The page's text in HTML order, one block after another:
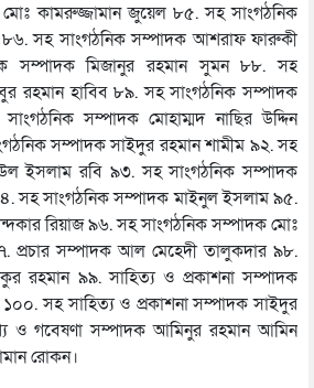
কামরুজ্জামান জুয়েল ৮৫. সহ সাংগঠনিক
সহ সাংগঠনিক সম্পাদক আশরাফ ফারুকী
সম্পাদক মিজানুর রহমান সুমন ৮৮. সহ
রহমান হাবিব ৮৯. সহ সাংগঠনিক সম্পাদক
সম্পাদক মোহাম্মদ নাছির উদ্দিন
সম্পাদক সাইদুর রহমান শামীম ৯২. সহ
ইসলাম রবি ৯৩. সহ সাংগঠনিক সম্পাদক
সহ সাংগঠনিক সম্পাদক মাইনুল ইসলাম ৯৫.
রিয়াজ ৯৬. সহ সাংগঠনিক সম্পাদক মোঃ
প্রচার সম্পাদক আল মেহেদী তালুকদার ৯৮.
রহমান ৯৯. সাহিত্য ও প্রকাশনা সম্পাদক
সহ সাহিত্য ও প্রকাশনা সম্পাদক সাইদুর
ও গবেষণা সম্পাদক আমিনুর রহমান আমিন
রোকন।